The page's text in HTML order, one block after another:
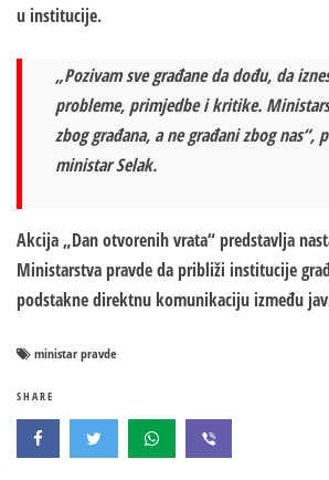
u institucije.
„Pozivam sve građane da dođu, da
probleme, primjedbe i kritike.
zbog građana, a ne građani zbog nas“,
ministar Selak.
Akcija „Dan otvorenih vrata“ predstavlja
Ministarstva pravde da približi institucije
podstakne direktnu komunikaciju između
ministar pravde
SHARE